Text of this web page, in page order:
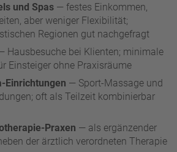
und Spas — festes Einkommen,
aber weniger Flexibilität;
Regionen gut nachgefragt
Hausbesuche bei Klienten; minimale
Einsteiger ohne Praxisräume
Einrichtungen — Sport-Massage und
oft als Teilzeit kombinierbar
Praxen — als ergänzender
der ärztlich verordneten Therapie